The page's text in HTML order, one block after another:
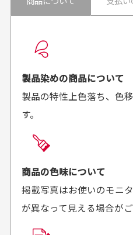
良かった！
がとうございます。丁寧
に梱包されていて、商品
の状態も良好でした。気
があればよろしくお願い
お届け希望日時をご指定
ご注文時にご指定下さい。
商品の受け渡しは、ゆう
頂いております。
商品購入からどれく
か？
製品染めの商品について
製品の特性上色落ち、色
す。
商品の色味について
掲載写真はお使いのモニ
が異なって見える場合がご